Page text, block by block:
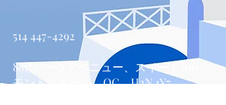
514 447-4292
8815パークアベニュー、スイート100
モントリオール、QC、H2N 1Y7